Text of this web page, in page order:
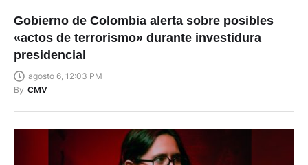
Gobierno de Colombia alerta sobre posibles
«actos de terrorismo» durante investidura
presidencial
agosto 6, 12:03 PM
By CMV